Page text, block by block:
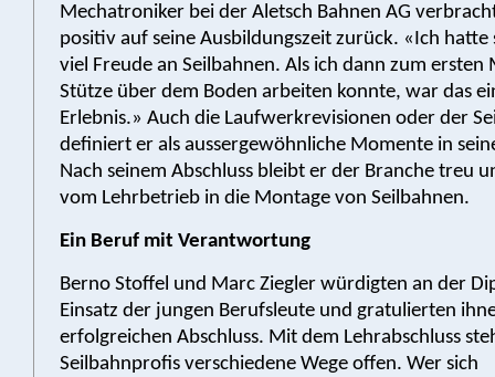
Mechatroniker bei der Aletsch Bahnen AG
positiv auf seine Ausbildungszeit zurück. «Ich hatte
viel Freude an Seilbahnen. Als ich dann zum ersten
Stütze über dem Boden arbeiten konnte, war das
Erlebnis.» Auch die Laufwerkrevisionen oder der
definiert er als aussergewöhnliche Momente in
Nach seinem Abschluss bleibt er der Branche treu
vom Lehrbetrieb in die Montage von Seilbahnen.
Ein Beruf mit Verantwortung
Berno Stoffel und Marc Ziegler würdigten an der
Einsatz der jungen Berufsleute und gratulierten
erfolgreichen Abschluss. Mit dem Lehrabschluss
Seilbahnprofis verschiedene Wege offen. Wer sich